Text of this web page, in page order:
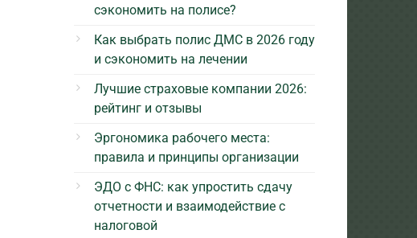
сэкономить на полисе?
Как выбрать полис ДМС в 2026 году
и сэкономить на лечении
Лучшие страховые компании 2026:
рейтинг и отзывы
Эргономика рабочего места:
правила и принципы организации
ЭДО с ФНС: как упростить сдачу
отчетности и взаимодействие с
налоговой